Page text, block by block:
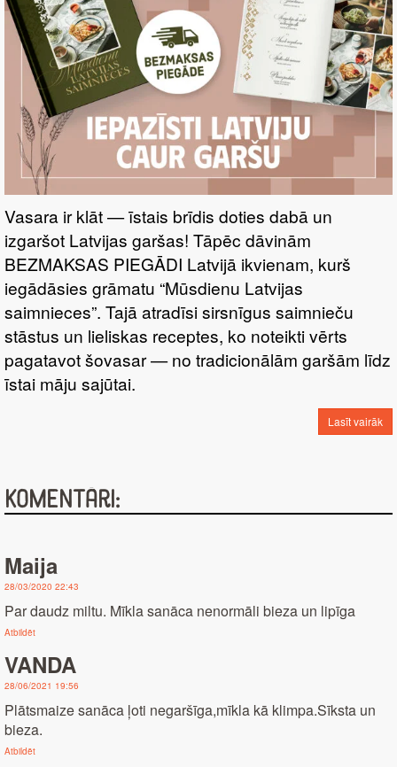
Vasara ir klāt — īstais brīdis doties dabā un
izgaršot Latvijas garšas! Tāpēc dāvinām
BEZMAKSAS PIEGĀDI Latvijā ikvienam, kurš
iegādāsies grāmatu “Mūsdienu Latvijas
saimnieces”. Tajā atradīsi sirsnīgus saimnieču
stāstus un lieliskas receptes, ko noteikti vērts
pagatavot šovasar — no tradicionālām garšām līdz
īstai māju sajūtai.
Lasīt vairāk
Komentāri:
Maija
28/03/2020 22:43
Par daudz miltu. Mīkla sanāca nenormāli bieza un lipīga
Atbildēt
VANDA
28/06/2021 19:56
Plātsmaize sanāca ļoti negaršīga,mīkla kā klimpa.Sīksta un
bieza.
Atbildēt